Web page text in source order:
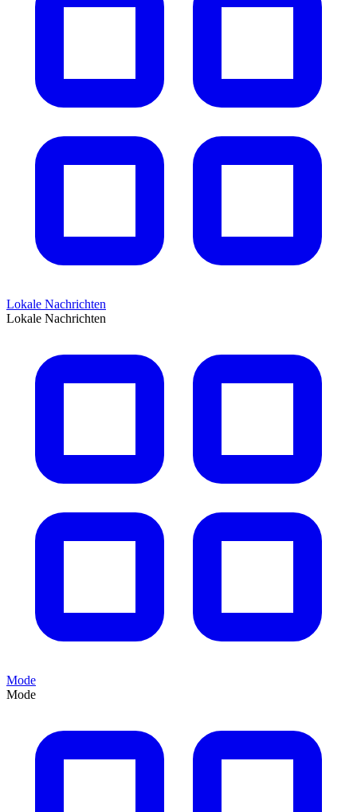
Lokale Nachrichten
Lokale Nachrichten
Mode
Mode